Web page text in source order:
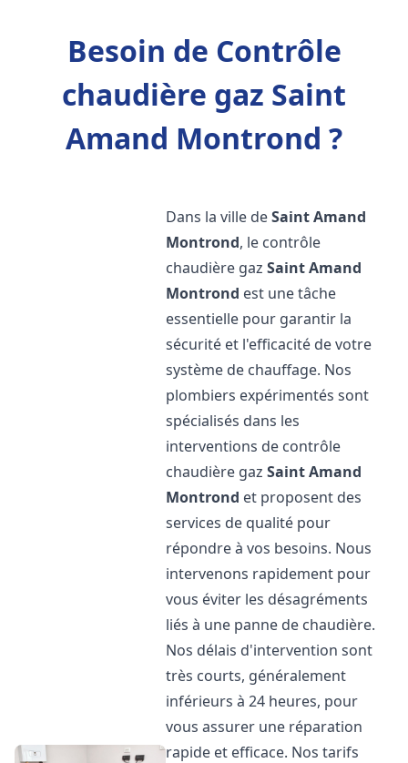
Besoin de Contrôle
chaudière gaz Saint
Amand Montrond ?
Dans la ville deSaint Amand
Montrond, le contrôle
chaudière gazSaint Amand
Montrond est une tâche
essentielle pour garantir la
sécurité et l'efficacité de votre
système de chauffage. Nos
plombiers expérimentés sont
spécialisés dans les
interventions de contrôle
chaudière gazSaint Amand
Montrond et proposent des
services de qualité pour
répondre à vos besoins. Nous
intervenons rapidement pour
vous éviter les désagréments
liés à une panne de chaudière.
Nos délais d'intervention sont
très courts, généralement
inférieurs à 24 heures, pour
vous assurer une réparation
rapide et efficace. Nos tarifs